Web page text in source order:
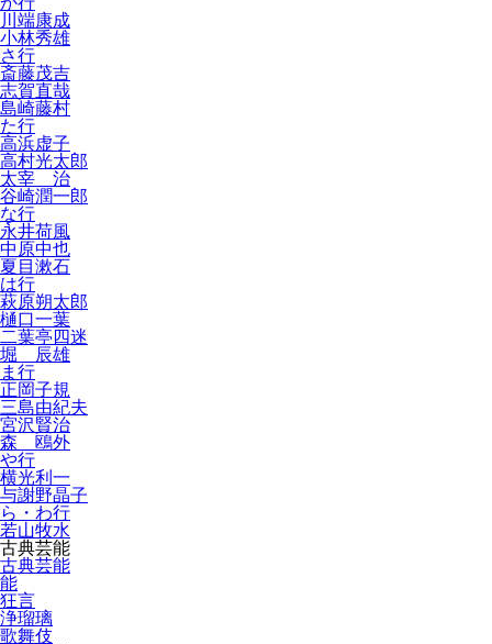
川端康成
小林秀雄
さ行
斎藤茂吉
志賀直哉
島崎藤村
た行
高浜虚子
高村光太郎
太宰 治
谷崎潤一郎
な行
永井荷風
中原中也
夏目漱石
は行
萩原朔太郎
樋口一葉
二葉亭四迷
堀 辰雄
ま行
正岡子規
三島由紀夫
宮沢賢治
森 鴎外
や行
横光利一
与謝野晶子
ら・わ行
若山牧水
古典芸能
古典芸能
能
狂言
浄瑠璃
歌舞伎